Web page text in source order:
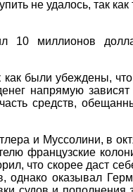
не удалось, так
10 миллионов
были убеждены,
напрямую
средств,
и Муссолини, в
французские
что скорее даст
однако оказывал